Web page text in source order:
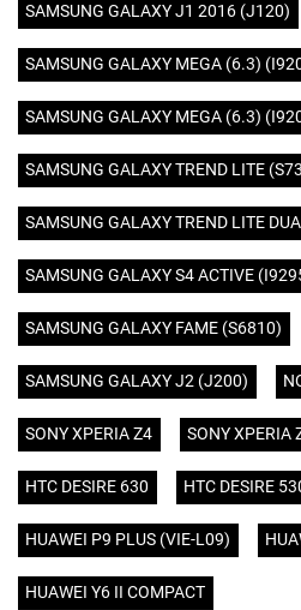
SAMSUNG GALAXY J1 2016 (J120)
SAMSUNG GALAXY MEGA (6.3)
SAMSUNG GALAXY MEGA (6.3)
SAMSUNG GALAXY TREND LITE
SAMSUNG GALAXY TREND LITE
SAMSUNG GALAXY S4 ACTIVE
SAMSUNG GALAXY FAME (S6810)
SAMSUNG GALAXY J2 (J200)
SONY XPERIA Z4 SONY XPERIA
HTC DESIRE 630 HTC DESIRE
HUAWEI P9 PLUS (VIE-L09)
HUAWEI Y6 II COMPACT